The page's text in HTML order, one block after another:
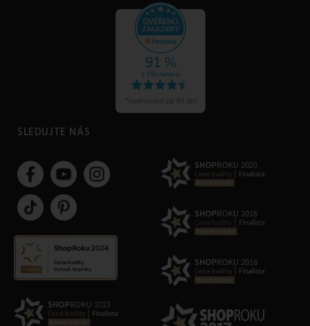
SLEDUJTE NÁS